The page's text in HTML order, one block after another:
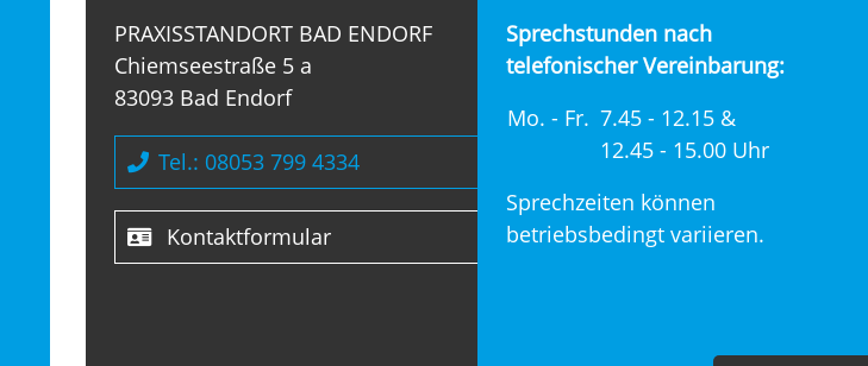
PRAXISSTANDORT BAD ENDORF
Chiemseestraße 5 a
83093 Bad Endorf
Tel.: 08053 799 4334
Kontaktformular
Sprechstunden nach
telefonischer Vereinbarung:
Mo. - Fr. 7.45 - 12.15 &
12.45 - 15.00 Uhr
Sprechzeiten können
betriebsbedingt variieren.